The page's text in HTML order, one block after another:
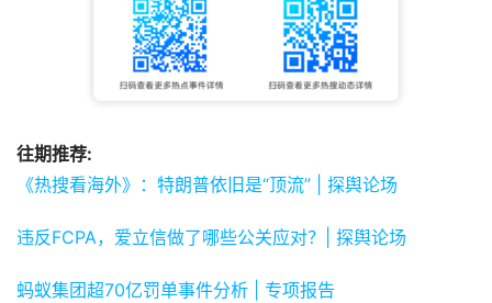
往期推荐:
《热搜看海外》：特朗普依旧是“顶流” | 探舆论场
违反FCPA，爱立信做了哪些公关应对？| 探舆论场
蚂蚁集团超70亿罚单事件分析 | 专项报告